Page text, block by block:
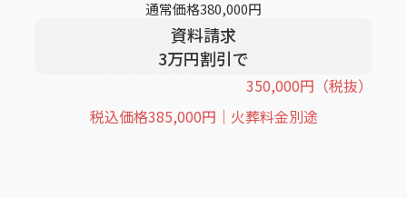
通常価格380,000円
資料請求
3万円割引で
350,000円 （税抜）
税込価格385,000円｜火葬料金別途